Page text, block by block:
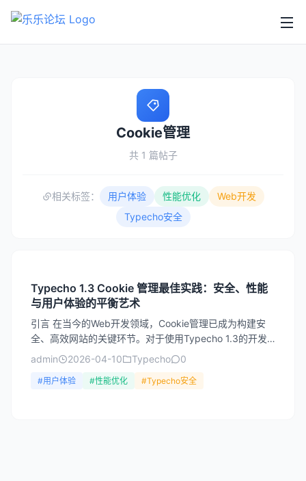
Cookie管理
共 1 篇帖子
相关标签： 用户体验 性能优化
Web开发
Typecho安全
Typecho 1.3 Cookie 管理最佳实践：安全、性能
与用户体验的平衡艺术
引言 在当今的Web开发领域，Cookie管理已成为构建安
全、高效网站的关键环节。对于使用Typecho 1.3的开发
者而言，正确配置和管理Cookie不仅关系...
admin 2026-04-10 Typecho 0
#用户体验 #性能优化 #Typecho安全